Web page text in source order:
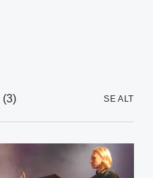
(3) SE ALT